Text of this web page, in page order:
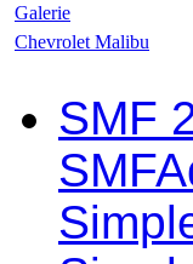
Galerie
Chevrolet Malibu
SMF